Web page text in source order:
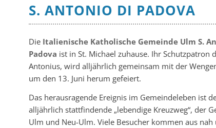
S. ANTONIO DI PADOVA
Die Italienische Katholische Gemeinde Ulm S.
Padova ist in St. Michael zuhause. Ihr Schutzpatron
Antonius, wird alljährlich gemeinsam mit der
um den 13. Juni herum gefeiert.
Das herausragende Ereignis im Gemeindeleben ist
alljährlich stattfindende „lebendige Kreuzweg“, der
Ulm und Neu-Ulm. Viele Besucher kommen aus nah